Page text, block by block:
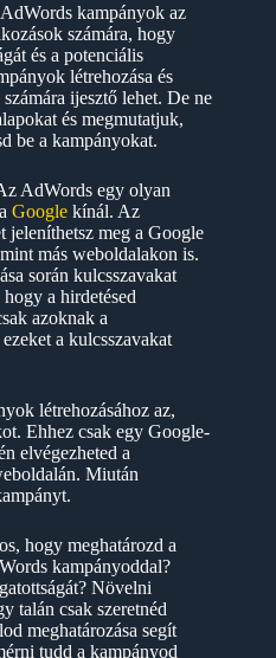
kampányok az
számára, hogy
és a potenciális
létrehozása és
ijesztő lehet. De ne
és megmutatjuk,
be a kampányokat.
AdWords egy olyan
Google kínál. Az
jeleníthetsz meg a Google
más weboldalakon is.
során kulcsszavakat
a hirdetésed
azoknak a
a kulcsszavakat
létrehozásához az,
Ehhez csak egy Google-
elvégezheted a
Miután
hogy meghatározd a
kampányoddal?
Növelni
talán csak szeretnéd
meghatározása segít
tudd a kampányod